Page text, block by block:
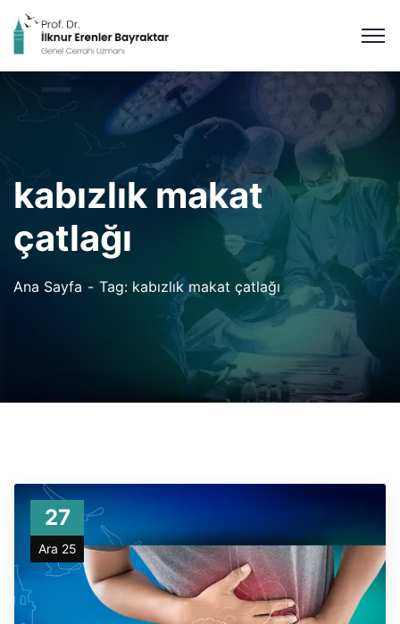
kabızlık makat
çatlağı
Ana Sayfa Tag: kabızlık makat çatlağı
27
Ara 25